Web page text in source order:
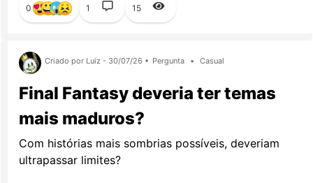
0 1 15
Criado por Luiz - 30/07/26 • Pergunta • Casual
Final Fantasy deveria ter temas
mais maduros?
Com histórias mais sombrias possíveis, deveriam
ultrapassar limites?